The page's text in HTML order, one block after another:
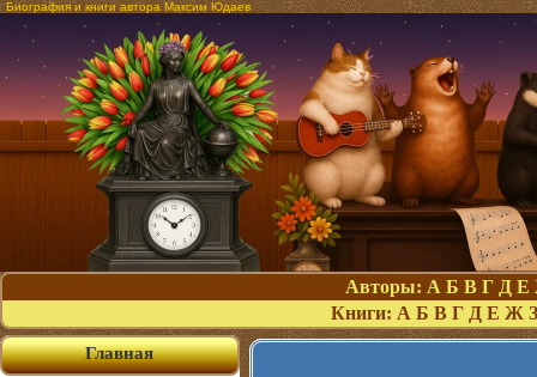
Биография и книги автора Максим Юдаев
Авторы: А Б В Г Д Е
Книги: А Б В Г Д Е Ж З
Главная